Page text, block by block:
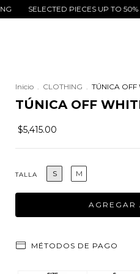
SELECTED PIECES UP TO 50% OFF
Inicio CLOTHING TÚNICA OFF
TÚNICA OFF
$5,415.00
TALLA S M
MÉTODOS DE PAGO